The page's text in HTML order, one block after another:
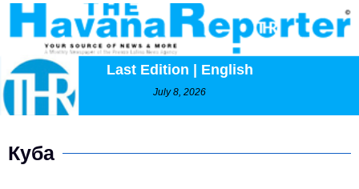
Last Edition | English
July 8, 2026
Куба